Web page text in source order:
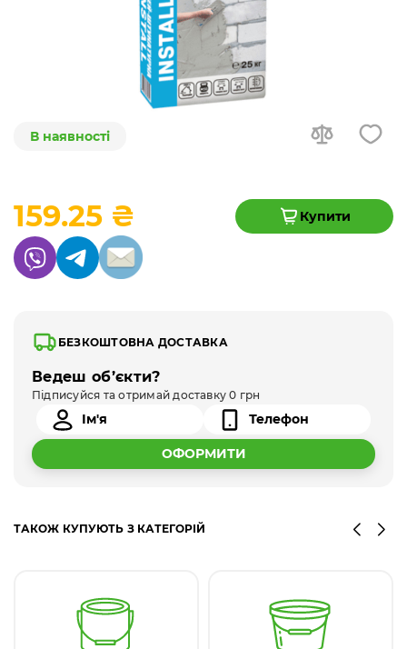
В наявності
159.25 ₴ Купити
БЕЗКОШТОВНА ДОСТАВКА
Ведеш об’єкти?
Підписуйся та отримай доставку 0 грн
ОФОРМИТИ
ТАКОЖ КУПУЮТЬ З КАТЕГОРІЙ